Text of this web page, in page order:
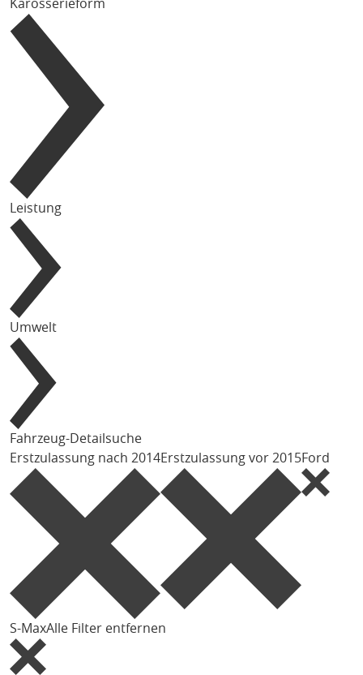
Karosserieform
Leistung
Umwelt
Fahrzeug-Detailsuche
Erstzulassung nach 2014Erstzulassung vor 2015Ford
S-MaxAlle Filter entfernen